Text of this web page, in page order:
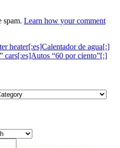
spam. Learn how your comment
heater[:es]Calentador de agua[:]
cars[:es]Autos “60 por ciento”[:]